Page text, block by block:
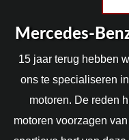
Mercedes-
15 jaar terug hebben
ons te specialiseren
motoren. De reden
motoren voorzagen